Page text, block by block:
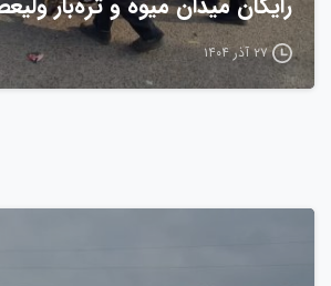
۲۷ آذر ۱۴۰۴